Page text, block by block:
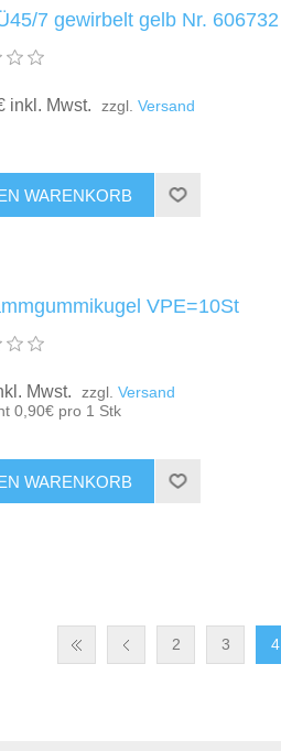
7 gewirbelt gelb Nr. 606732
inkl. Mwst. zzgl. Versand
VPE=10St
Mwst. zzgl. Versand
0,90€ pro 1 Stk
2 3 4